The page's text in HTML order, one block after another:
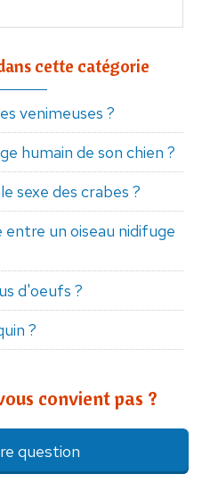
cette catégorie
venimeuses ?
humain de son chien ?
sexe des crabes ?
un oiseau nidifuge
d'oeufs ?
?
convient pas ?
question